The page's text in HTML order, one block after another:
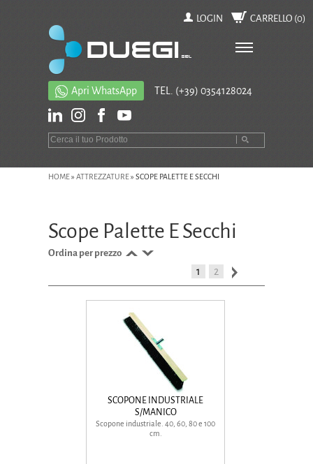
LOGIN CARRELLO (0)
Apri WhatsApp TEL. (+39) 0354128024
HOME» ATTREZZATURE» SCOPE PALETTE E SECCHI
Scope Palette E Secchi
1 2
Ordina per prezzo
SCOPONE INDUSTRIALE
S/MANICO
Scopone industriale. 40, 60, 80 e 100
cm.